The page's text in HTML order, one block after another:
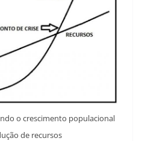
o crescimento populacional
de recursos